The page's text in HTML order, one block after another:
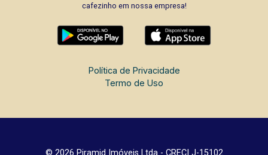
cafezinho em nossa empresa!
Política de Privacidade
Termo de Uso
© 2026 Piramid Imóveis Ltda - CRECI J-15102